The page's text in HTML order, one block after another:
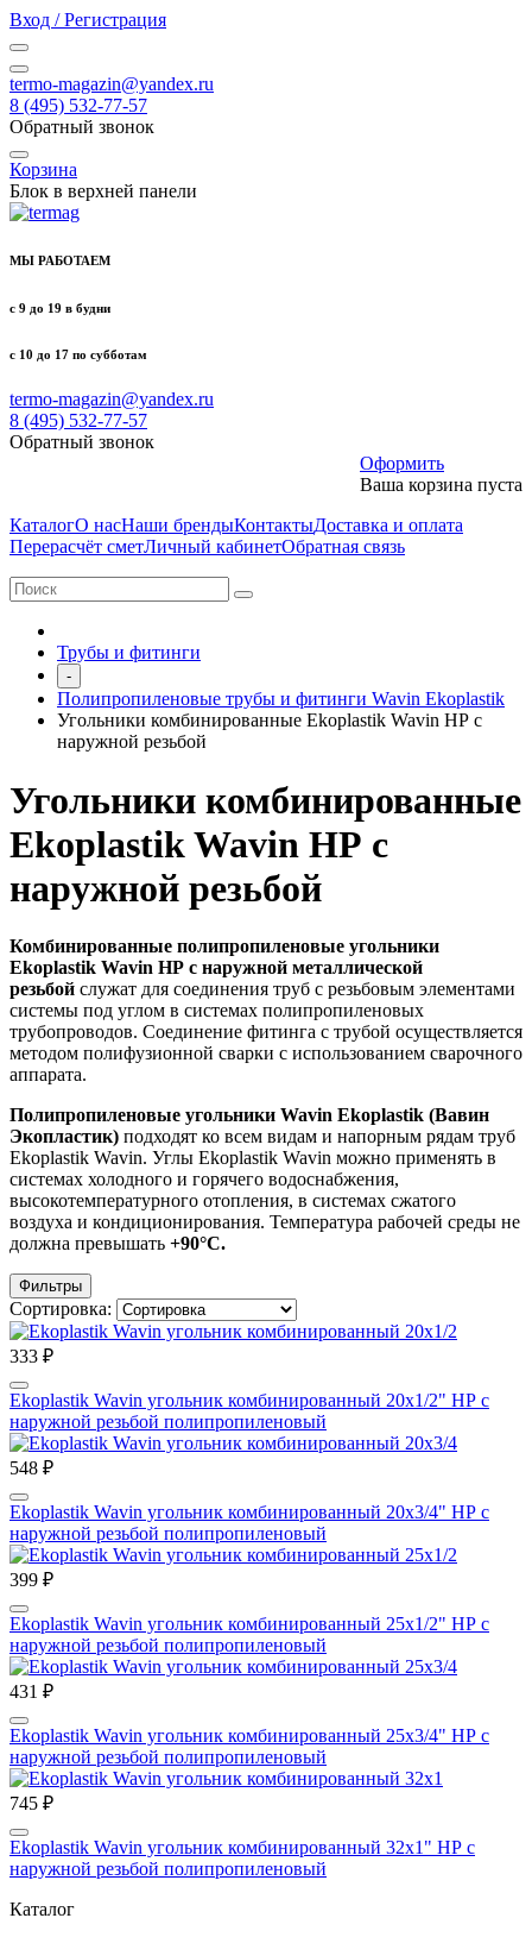
Вход / Регистрация
termo-magazin@yandex.ru
8 (495) 532-77-57
Обратный звонок
Корзина
Блок в верхней панели
МЫ РАБОТАЕМ
с 9 до 19 в будни
с 10 до 17 по субботам
termo-magazin@yandex.ru
8 (495) 532-77-57
Обратный звонок
Оформить
Ваша корзина пуста
КаталогО насНаши брендыКонтактыДоставка и оплата
Перерасчёт сметЛичный кабинетОбратная связь
Трубы и фитинги
-
Полипропиленовые трубы и фитинги Wavin Ekoplastik
Угольники комбинированные Ekoplastik Wavin НР с
наружной резьбой
Угольники комбинированные
Ekoplastik Wavin НР с
наружной резьбой
Комбинированные полипропиленовые угольники
Ekoplastik Wavin НР с наружной металлической
резьбой служат для соединения труб с резьбовым элементами
системы под углом в системах полипропиленовых
трубопроводов. Соединение фитинга с трубой осуществляется
методом полифузионной сварки с использованием сварочного
аппарата.
Полипропиленовые угольники Wavin Ekoplastik (Вавин
Экопластик) подходят ко всем видам и напорным рядам труб
Ekoplastik Wavin. Углы Ekoplastik Wavin можно применять в
системах холодного и горячего водоснабжения,
высокотемпературного отопления, в системах сжатого
воздуха и кондиционирования. Температура рабочей среды не
должна превышать +90°C.
Фильтры
Сортировка:
333 ₽
Ekoplastik Wavin угольник комбинированный 20х1/2" НР с
наружной резьбой полипропиленовый
548 ₽
Ekoplastik Wavin угольник комбинированный 20х3/4" НР с
наружной резьбой полипропиленовый
399 ₽
Ekoplastik Wavin угольник комбинированный 25х1/2" НР с
наружной резьбой полипропиленовый
431 ₽
Ekoplastik Wavin угольник комбинированный 25х3/4" НР с
наружной резьбой полипропиленовый
745 ₽
Ekoplastik Wavin угольник комбинированный 32х1" НР с
наружной резьбой полипропиленовый
Каталог